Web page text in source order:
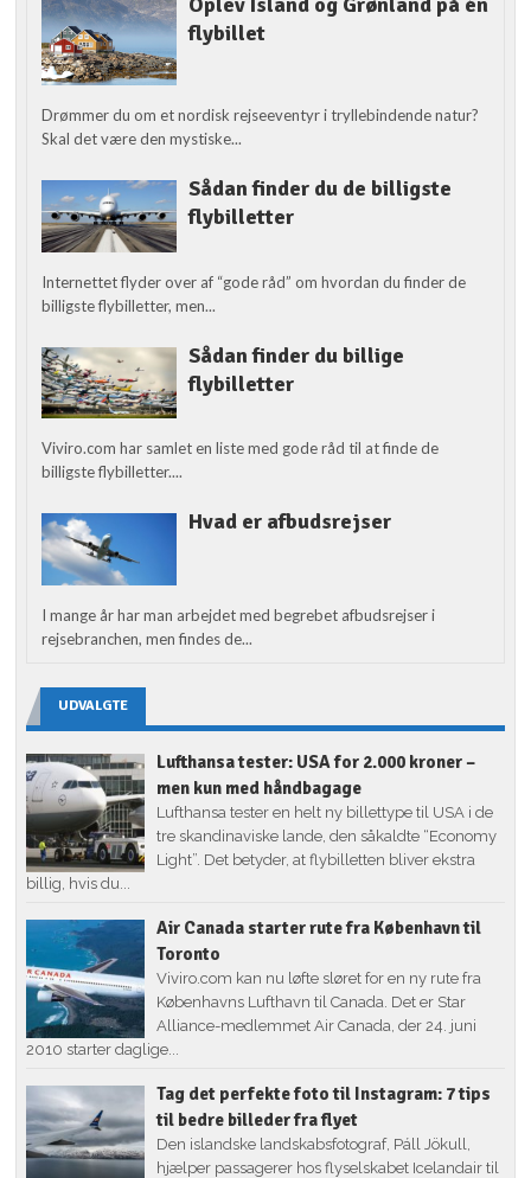
flybillet
Drømmer du om et nordisk rejseeventyr i tryllebindende natur?
Skal det være den mystiske...
Sådan finder du de billigste
flybilletter
Internettet flyder over af “gode råd” om hvordan du finder de
billigste flybilletter, men...
Sådan finder du billige
flybilletter
Viviro.com har samlet en liste med gode råd til at finde de
billigste flybilletter....
Hvad er afbudsrejser
I mange år har man arbejdet med begrebet afbudsrejser i
rejsebranchen, men findes de...
UDVALGTE
Lufthansa tester: USA for 2.000 kroner –
men kun med håndbagage
Lufthansa tester en helt ny billettype til USA i de
tre skandinaviske lande, den såkaldte “Economy
Light”. Det betyder, at flybilletten bliver ekstra
billig, hvis du...
Air Canada starter rute fra København til
Toronto
Viviro.com kan nu løfte sløret for en ny rute fra
Københavns Lufthavn til Canada. Det er Star
Alliance-medlemmet Air Canada, der 24. juni
2010 starter daglige...
Tag det perfekte foto til Instagram: 7 tips
til bedre billeder fra flyet
Den islandske landskabsfotograf, Páll Jökull,
hjælper passagerer hos flyselskabet Icelandair til